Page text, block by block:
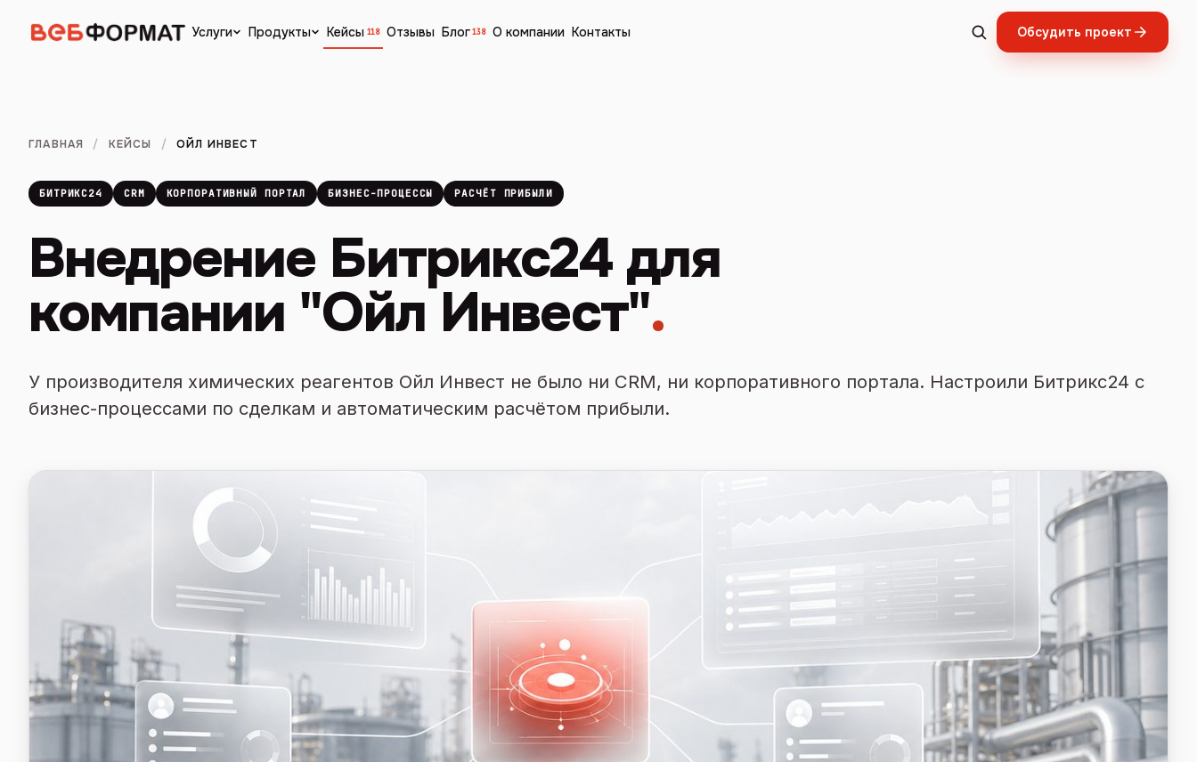
Услуги Продукты Кейсы 118 Отзывы Блог 138 О компании Контакты Обсудить проект
ГЛАВНАЯ / КЕЙСЫ / ОЙЛ ИНВЕСТ
БИТРИКС24 CRM КОРПОРАТИВНЫЙ ПОРТАЛ БИЗНЕС-ПРОЦЕССЫ РАСЧЁТ ПРИБЫЛИ
Внедрение Битрикс24 для
компании "Ойл Инвест".
У производителя химических реагентов Ойл Инвест не было ни CRM, ни корпоративного портала. Настроили Битрикс24 с
бизнес-процессами по сделкам и автоматическим расчётом прибыли.